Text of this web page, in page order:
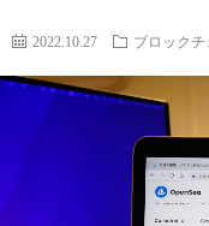
2022.10.27 ブロックチ